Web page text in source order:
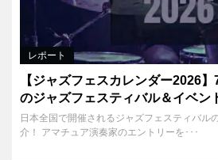
レポート
【ジャズフェスカレンダー2026
のジャズフェスティバル＆イベン
日本全国で開催されるジャズフェスティバル
介！ アマチュア演奏家のエントリーを･･･